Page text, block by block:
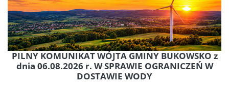
PILNY KOMUNIKAT WÓJTA GMINY BUKOWSKO z
dnia 06.08.2026 r. W SPRAWIE OGRANICZEŃ W
DOSTAWIE WODY